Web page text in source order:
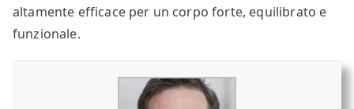
altamente efficace per un corpo forte, equilibrato e
funzionale.